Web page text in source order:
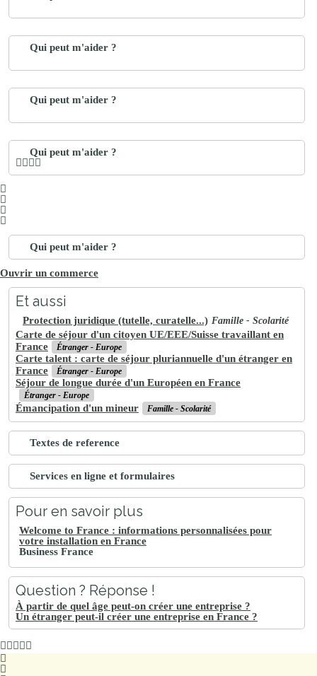
Qui peut m'aider ?
Qui peut m'aider ?
Qui peut m'aider ?
Qui peut m'aider ?
Ouvrir un commerce
Et aussi
Protection juridique (tutelle, curatelle...) Famille - Scolarité
Carte de séjour d'un citoyen UE/EEE/Suisse travaillant en
France
Étranger - Europe
Carte talent : carte de séjour pluriannuelle d'un étranger en
France
Étranger - Europe
Séjour de longue durée d'un Européen en France
Étranger - Europe
Émancipation d'un mineur Famille - Scolarité
Textes de reference
Services en ligne et formulaires
Pour en savoir plus
Welcome to France : informations personnalisées pour
votre installation en France
Business France
Question ? Réponse !
À partir de quel âge peut-on créer une entreprise ?
Un étranger peut-il créer une entreprise en France ?